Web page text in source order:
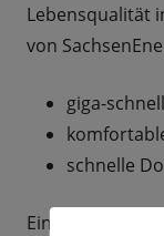
Lebensqualität
von
giga-
schnelle
Ein aktuelles